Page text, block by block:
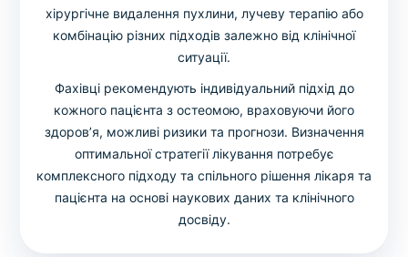
хірургічне видалення пухлини, лучеву терапію або
комбінацію різних підходів залежно від клінічної
ситуації.
Фахівці рекомендують індивідуальний підхід до
кожного пацієнта з остеомою, враховуючи його
здоров’я, можливі ризики та прогнози. Визначення
оптимальної стратегії лікування потребує
комплексного підходу та спільного рішення лікаря та
пацієнта на основі наукових даних та клінічного
досвіду.